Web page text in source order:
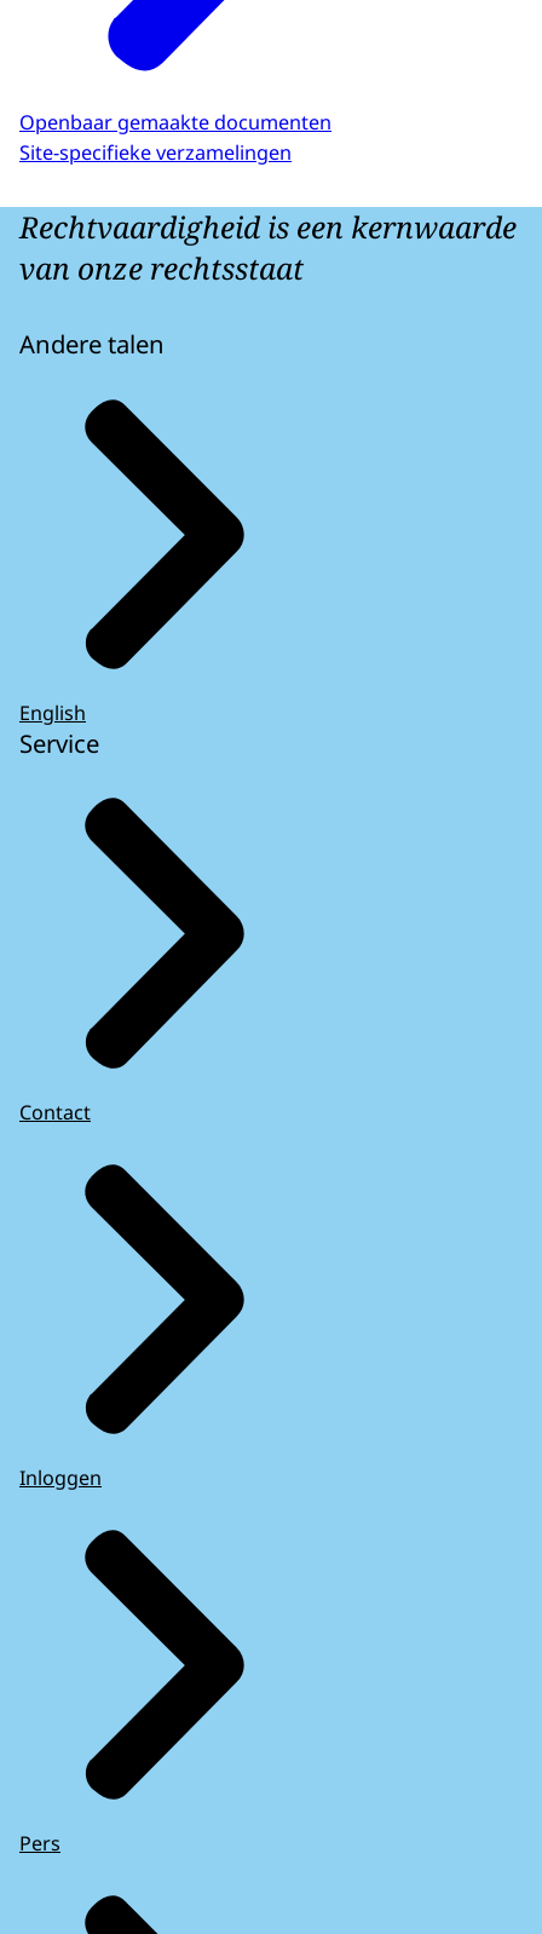
Openbaar gemaakte documenten
Site-specifieke verzamelingen
Rechtvaardigheid is een kernwaarde
van onze rechtsstaat
Andere talen
English
Service
Contact
Inloggen
Pers